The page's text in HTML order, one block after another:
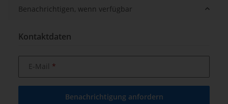
Benachrichtigen, wenn verfügbar
Kontaktdaten
E-Mail
Benachrichtigung anfordern